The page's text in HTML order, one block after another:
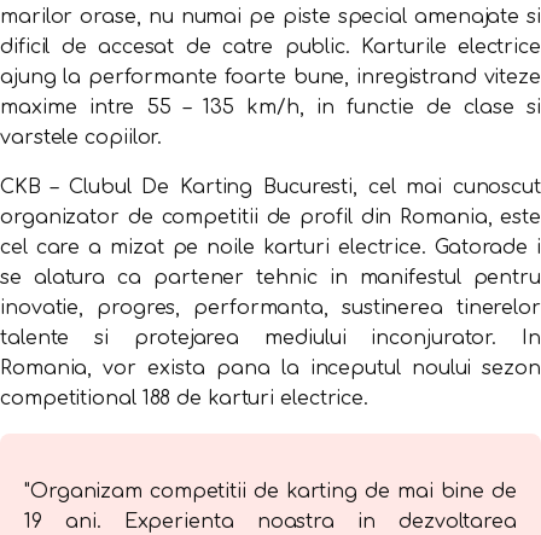
marilor orase, nu numai pe piste special amenajate si
dificil de accesat de catre public. Karturile electrice
ajung la performante foarte bune, inregistrand viteze
maxime intre 55 – 135 km/h, in functie de clase si
varstele copiilor.
CKB – Clubul De Karting Bucuresti, cel mai cunoscut
organizator de competitii de profil din Romania, este
cel care a mizat pe noile karturi electrice. Gatorade i
se alatura ca partener tehnic in manifestul pentru
inovatie, progres, performanta, sustinerea tinerelor
talente si protejarea mediului inconjurator. In
Romania, vor exista pana la inceputul noului sezon
competitional 188 de karturi electrice.
"Organizam competitii de karting de mai bine de
19 ani. Experienta noastra in dezvoltarea